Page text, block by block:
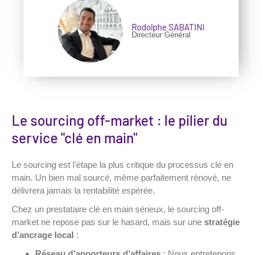
Rodolphe SABATINI
Directeur Général
Le sourcing off-market : le pilier du
service "clé en main"
Le sourcing est l’étape la plus critique du processus clé en
main. Un bien mal sourcé, même parfaitement rénové, ne
délivrera jamais la rentabilité espérée.
Chez un prestataire clé en main sérieux, le sourcing off-
market ne repose pas sur le hasard, mais sur une stratégie
d’ancrage local :